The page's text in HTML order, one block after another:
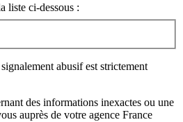
liste ci-dessous :
abusif est strictement
des informations inexactes ou une
auprès de votre agence France